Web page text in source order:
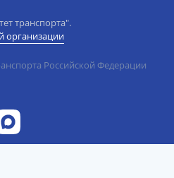
транспорта".
организации
Российской Федерации